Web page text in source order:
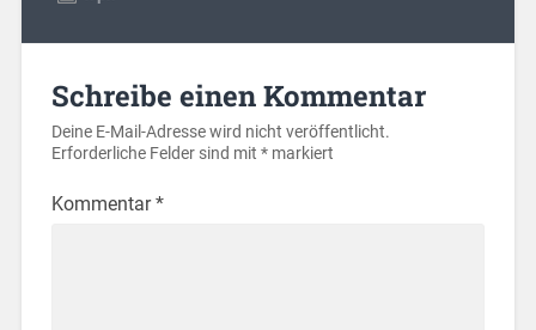
Schreibe einen Kommentar
Deine E-Mail-Adresse wird nicht veröffentlicht.
Erforderliche Felder sind mit *markiert
Kommentar*